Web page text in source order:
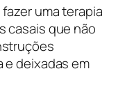
uma terapia
casais que não
e deixadas em